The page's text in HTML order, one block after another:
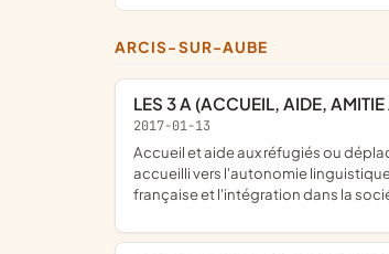
ARCIS-SUR-AUBE
LES 3 A (ACCUEIL, AIDE,
2017-01-13
accueil et aide aux réfugiés ou déplacés d'Orient et d'ailleurs ; accueil et aide momentanés, ponctuels, afin d'accompagner, de conduire tout homme, femme, jeune ou enfant
accueilli vers l'autonomie
française et l'intégration dans la